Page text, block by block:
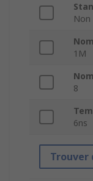
Non
1M
8
6ns
Trouver